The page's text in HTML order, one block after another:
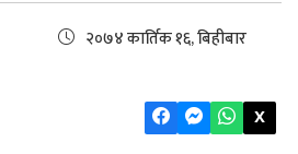
२०७४ कार्तिक १६, बिहीबार
X